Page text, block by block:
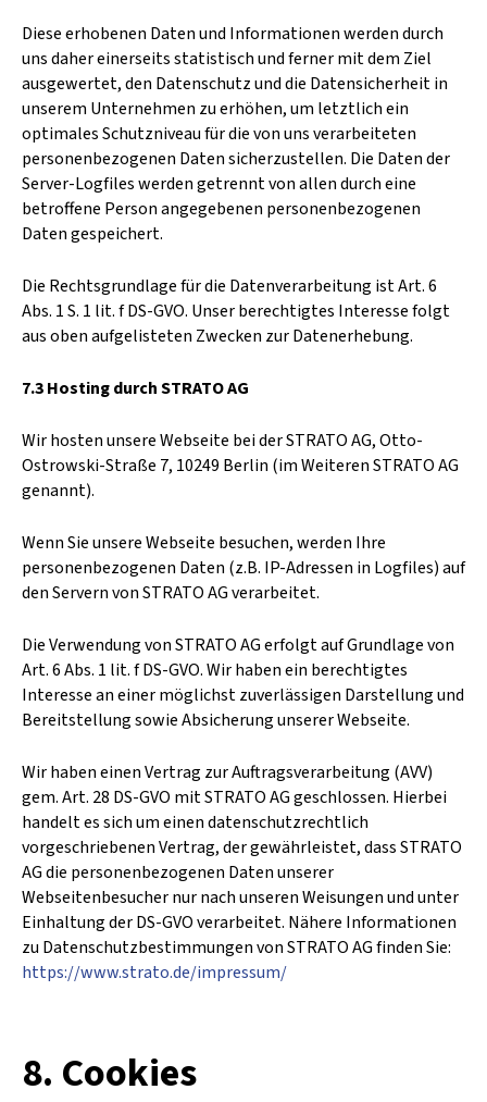
Diese erhobenen Daten und Informationen werden durch
uns daher einerseits statistisch und ferner mit dem Ziel
ausgewertet, den Datenschutz und die Datensicherheit in
unserem Unternehmen zu erhöhen, um letztlich ein
optimales Schutzniveau für die von uns verarbeiteten
personenbezogenen Daten sicherzustellen. Die Daten der
Server-Logfiles werden getrennt von allen durch eine
betroffene Person angegebenen personenbezogenen
Daten gespeichert.
Die Rechtsgrundlage für die Datenverarbeitung ist Art. 6
Abs. 1 S. 1 lit. f DS-GVO. Unser berechtigtes Interesse folgt
aus oben aufgelisteten Zwecken zur Datenerhebung.
7.3 Hosting durch STRATO AG
Wir hosten unsere Webseite bei der STRATO AG, Otto-
Ostrowski-Straße 7, 10249 Berlin (im Weiteren STRATO AG
genannt).
Wenn Sie unsere Webseite besuchen, werden Ihre
personenbezogenen Daten (z.B. IP-Adressen in Logfiles) auf
den Servern von STRATO AG verarbeitet.
Die Verwendung von STRATO AG erfolgt auf Grundlage von
Art. 6 Abs. 1 lit. f DS-GVO. Wir haben ein berechtigtes
Interesse an einer möglichst zuverlässigen Darstellung und
Bereitstellung sowie Absicherung unserer Webseite.
Wir haben einen Vertrag zur Auftragsverarbeitung (AVV)
gem. Art. 28 DS-GVO mit STRATO AG geschlossen. Hierbei
handelt es sich um einen datenschutzrechtlich
vorgeschriebenen Vertrag, der gewährleistet, dass STRATO
AG die personenbezogenen Daten unserer
Webseitenbesucher nur nach unseren Weisungen und unter
Einhaltung der DS-GVO verarbeitet. Nähere Informationen
zu Datenschutzbestimmungen von STRATO AG finden Sie:
https://www.strato.de/impressum/
8. Cookies